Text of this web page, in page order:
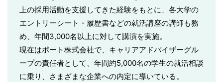
上の採用活動を支援してきた経験をもとに、各大学の
エントリーシート・履歴書などの就活講座の講師も務
め、年間3,000名以上に対して講演を実施。
現在はポート株式会社で、キャリアアドバイザーグル
ープの責任者として、年間約5,000名の学生の就活相談
に乗り、さまざまな企業への内定に導いている。